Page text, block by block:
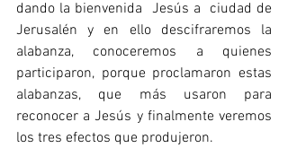
dando la bienvenida  Jesús a  ciudad de
Jerusalén y en ello descifraremos la
alabanza, conoceremos a quienes
participaron, porque proclamaron estas
alabanzas, que más usaron para
reconocer a Jesús y finalmente veremos
los tres efectos que produjeron.